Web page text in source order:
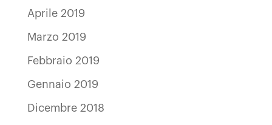
Aprile 2019
Marzo 2019
Febbraio 2019
Gennaio 2019
Dicembre 2018